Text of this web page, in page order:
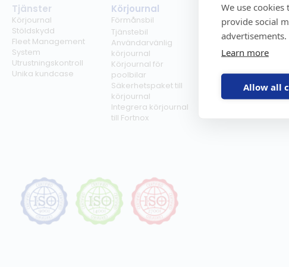
We use
provide social
advertisements.
Learn more
Allow all
Tjänster
Körjournal
Stöldskydd
Fleet Management
System
Utrustningskontroll
Unika kundcase
Körjournal
Förmånsbil
Tjänstebil
Användarvänlig
körjournal
Körjournal för
poolbilar
Säkerhetspaket till
körjournal
Integrera körjournal
till Fortnox
Regelverk
Milersättning
Regler för tjänstebil
Regler för
förmånsbil